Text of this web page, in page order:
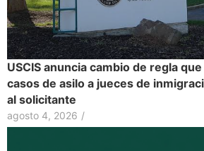
USCIS anuncia cambio de regla
casos de asilo a jueces de
al solicitante
agosto 4, 2026 /